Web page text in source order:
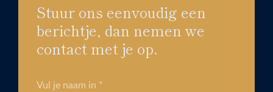
Stuur ons eenvoudig een
berichtje, dan nemen we
contact met je op.
Vul je naam in *